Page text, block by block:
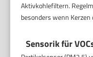
Aktivkohlefiltern.
besonders wenn
Sensorik für